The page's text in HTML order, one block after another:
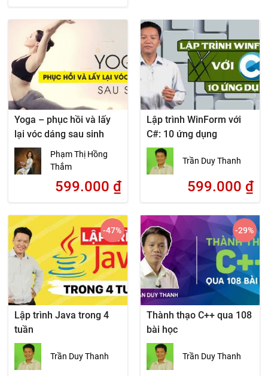
Yoga – phục hồi và lấy
lại vóc dáng sau sinh
Phạm Thị Hồng
Thắm
599.000 ₫
Lập trình WinForm với
C#: 10 ứng dụng
Trần Duy Thanh
599.000 ₫
Lập trình Java trong 4
tuần
Trần Duy Thanh
-47%
Thành thạo C++ qua 108
bài học
Trần Duy Thanh
-29%